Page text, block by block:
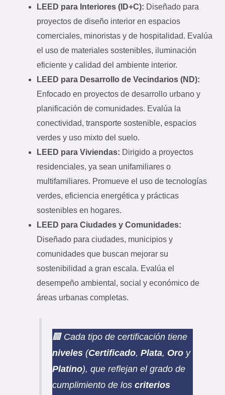
LEED para Interiores (ID+C): Diseñado para
proyectos de diseño interior en espacios
comerciales, minoristas y de hospitalidad. Evalúa
el uso de materiales sostenibles, iluminación
eficiente y calidad del ambiente interior.
LEED para Desarrollo de Vecindarios (ND):
Enfocado en proyectos de desarrollo urbano y
planificación de comunidades. Evalúa la
conectividad, transporte sostenible, espacios
verdes y uso mixto del suelo.
LEED para Viviendas: Dirigido a proyectos
residenciales, ya sean unifamiliares o
multifamiliares. Promueve el uso de tecnologías
verdes, eficiencia energética y prácticas
sostenibles en hogares.
LEED para Ciudades y Comunidades:
Diseñado para ciudades, municipios y
comunidades que buscan mejorar su
sostenibilidad a gran escala. Evalúa el
desempeño ambiental, social y económico de
áreas urbanas completas.
🏢 Cada tipo de certificación tiene
niveles(Certificado, Plata, Oroy
Platino), que reflejan el grado de
cumplimiento de los criterios